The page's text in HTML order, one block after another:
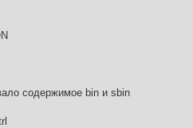
содержимое bin и sbin